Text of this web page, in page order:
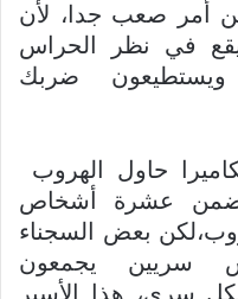
أمر صعب جدا، لأن
في نظر الحراس
ويستطيعون ضربك
حاول الهروب
ضمن عشرة أشخاص
بعض السجناء
سريين يجمعون
سري، هذا الأسير